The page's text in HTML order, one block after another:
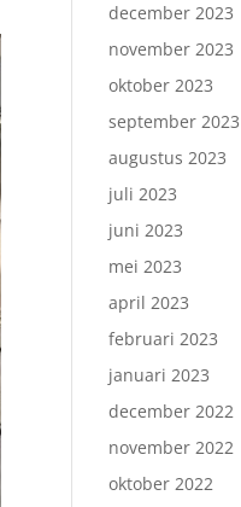
december 2023
november 2023
oktober 2023
september 2023
augustus 2023
juli 2023
juni 2023
mei 2023
april 2023
februari 2023
januari 2023
december 2022
november 2022
oktober 2022